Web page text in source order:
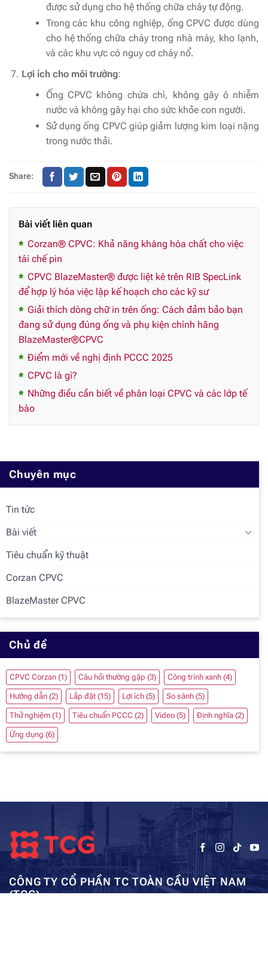
được sử dụng cho hệ thống chữa cháy tự động.
Trong các khu công nghiệp, ống CPVC được dùng
cho hệ thống chữa cháy trong nhà máy, kho lạnh,
và các khu vực có nguy cơ cháy nổ.
Lợi ích cho môi trường:
Ống CPVC không chứa chì, không gây ô nhiễm
nước và không gây hại cho sức khỏe con người.
Sử dụng ống CPVC giúp giảm lượng kim loại nặng
trong nước thải.
Share:
Bài viết liên quan
Corzan® CPVC: Khả năng kháng hóa chất cho việc
tái chế pin
CPVC BlazeMaster® được liệt kê trên RIB SpecLink
để hợp lý hóa việc lập kế hoạch cho các kỹ sư
Giải thích dòng chữ in trên ống: Cách đảm bảo bạn
đang sử dụng đúng ống và phụ kiện chính hãng
BlazeMaster®CPVC
Điểm mới về nghị định PCCC 2025
CPVC là gì?
Những điều cần biết về phân loại CPVC và các lớp tế
bào
Chuyên mục
Tin tức
Bài viết
Tiêu chuẩn kỹ thuật
Corzan CPVC
BlazeMaster CPVC
Chủ đề
CPVC Corzan (1) Câu hỏi thường gặp (3) Công trình xanh (4)
Hướng dẫn (2) Lắp đặt (15) Lợi ích (5) So sánh (5)
Thử nghiệm (1) Tiêu chuẩn PCCC (2) Video (5) Định nghĩa (2)
Ứng dụng (6)
CÔNG TY CỔ PHẦN TC TOÀN CẦU VIỆT NAM
(TCG)